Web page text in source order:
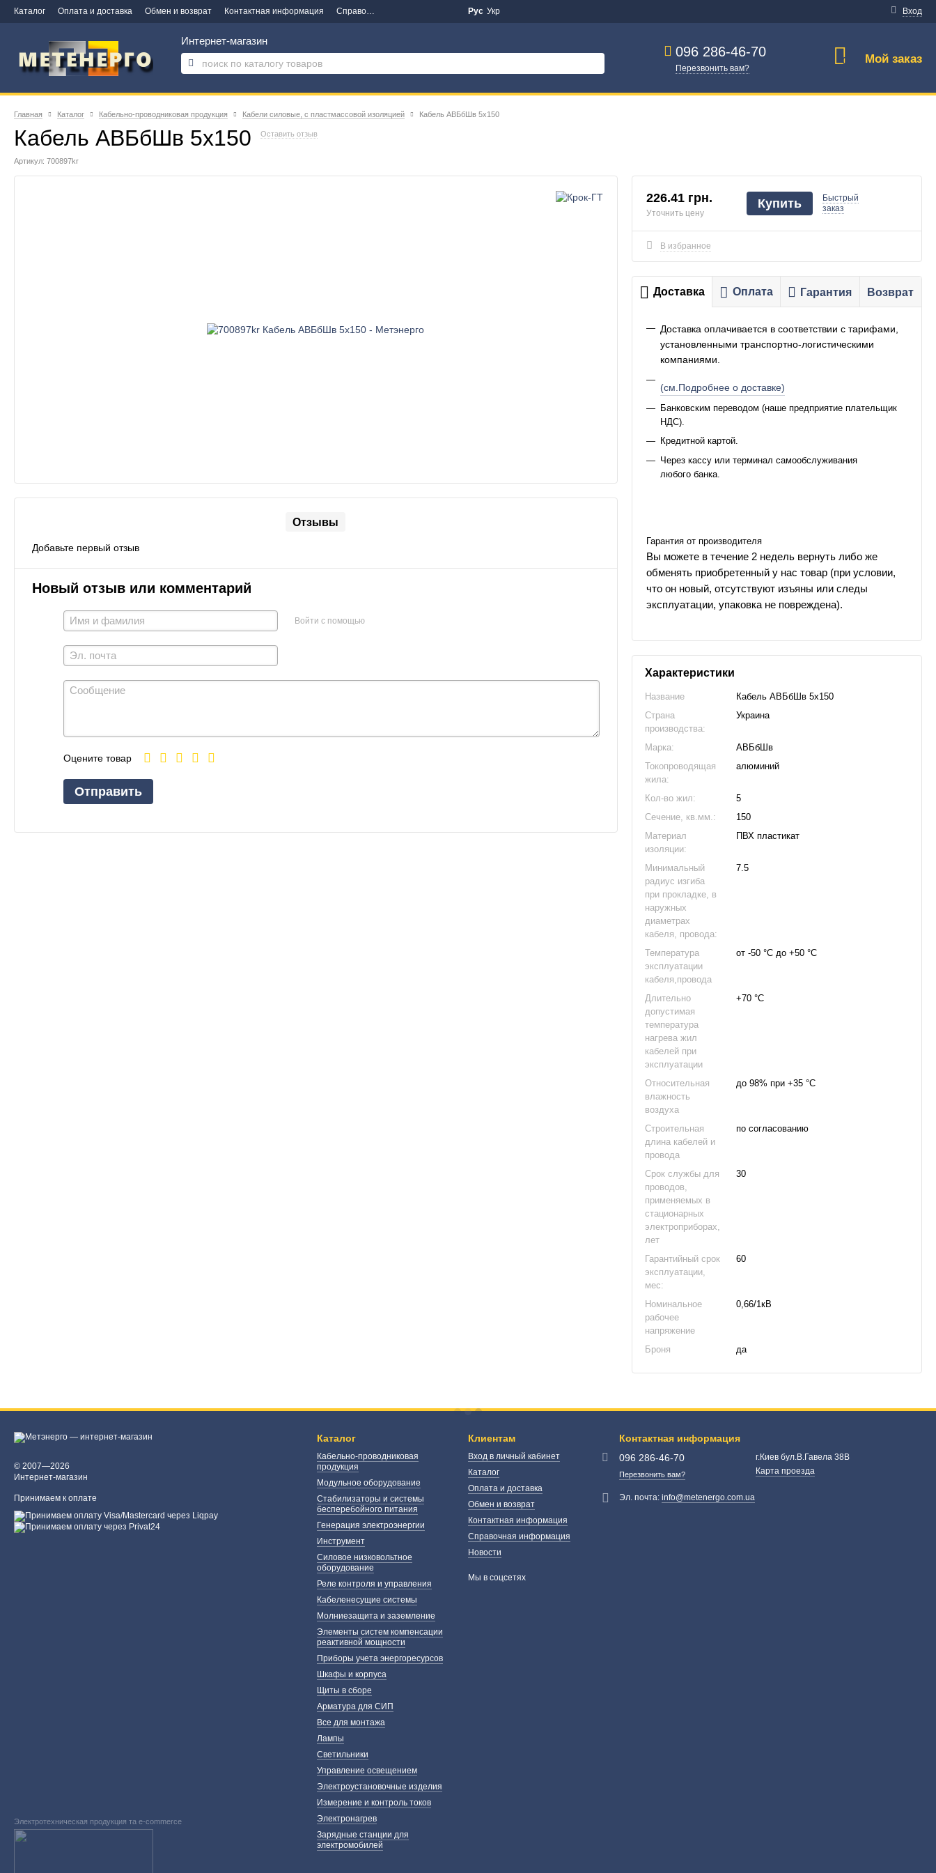
Каталог Оплата и доставка Обмен и возврат Контактная информация Справочная информация Новости Вход
Рус Укр
Интернет-магазин
096 286-46-70
Перезвонить вам?
0 Мой заказ
Главная Каталог Кабельно-проводниковая продукция Кабели силовые, с пластмассовой изоляцией Кабель АВБбШв 5х150
Кабель АВБбШв 5х150 Оставить отзыв
Артикул: 700897kr
Отзывы
Добавьте первый отзыв
Новый отзыв или комментарий
Войти с помощью
Оцените товар
Отправить
226.41 грн.
Уточнить цену
Купить
Быстрый
заказ
В избранное
Доставка Оплата Гарантия Возврат
Доставка оплачивается в соответствии с тарифами,
установленными транспортно-логистическими
компаниями.
(см.Подробнее о доставке)
Банковским переводом (наше предприятие плательщик
НДС).
Кредитной картой.
Через кассу или терминал самообслуживания
любого банка.
Гарантия от производителя
Вы можете в течение 2 недель вернуть либо же
обменять приобретенный у нас товар (при условии,
что он новый, отсутствуют изъяны или следы
эксплуатации, упаковка не повреждена).
Характеристики
Название
Кабель АВБбШв 5х150
Страна
производства:
Украина
Марка:
АВБбШв
Токопроводящая
жила:
алюминий
Кол-во жил:
5
Сечение, кв.мм.:
150
Материал
изоляции:
ПВХ пластикат
Минимальный
радиус изгиба
при прокладке, в
наружных
диаметрах
кабеля, провода:
7.5
Температура
эксплуатации
кабеля,провода
от -50 °С до +50 °С
Длительно
допустимая
температура
нагрева жил
кабелей при
эксплуатации
+70 °С
Относительная
влажность
воздуха
до 98% при +35 °С
Строительная
длина кабелей и
провода
по согласованию
Срок службы для
проводов,
применяемых в
стационарных
электроприборах,
лет
30
Гарантийный срок
эксплуатации,
мес:
60
Номинальное
рабочее
напряжение
0,66/1кВ
Броня да
© 2007—2026
Интернет-магазин
Принимаем к оплате
Каталог
Кабельно-проводниковая
продукция
Модульное оборудование
Стабилизаторы и системы
бесперебойного питания
Генерация электроэнергии
Инструмент
Силовое низковольтное
оборудование
Реле контроля и управления
Кабеленесущие системы
Молниезащита и заземление
Элементы систем компенсации
реактивной мощности
Приборы учета энергоресурсов
Шкафы и корпуса
Щиты в сборе
Арматура для СИП
Все для монтажа
Лампы
Светильники
Управление освещением
Электроустановочные изделия
Измерение и контроль токов
Электронагрев
Зарядные станции для
электромобилей
Клиентам
Вход в личный кабинет
Каталог
Оплата и доставка
Обмен и возврат
Контактная информация
Справочная информация
Новости
Мы в соцсетях
Контактная информация
096 286-46-70
Перезвонить вам?
г.Киев бул.В.Гавела 38В
Карта проезда
Эл. почта:info@metenergo.com.ua
Электротехническая продукция та e-commerce